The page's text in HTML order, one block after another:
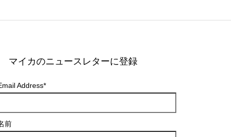
マイカのニュースレターに登録
Address*
前